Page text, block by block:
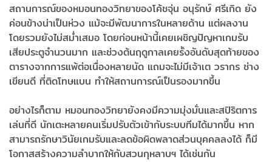
สถานการณ์ของหมอนทองวิทยาของโค้ชจุ่น อนุรักษ์ ศรีเกิด ยัง
ค่อนข้างน่าเป็นห่วง แม้จะมีพัฒนาการในหลายด้าน แต่ผลงาน
โดยรวมยังไม่สม่ำเสมอ โดยก่อนหน้านี้เคยเผชิญปัญหาเกมรับ
เสียประตูจำนวนมาก และช่วงต้นฤดูกาลเคยรั้งอันดับสุดท้ายของ
ตารางจากการแพ้ต่อเนื่องหลายนัด แถมจะไม่มีเจ้าเต วรากร ช่าง
เขียนดี ที่ติดโทษแบน ทำให้สถานการณ์เป็นรองมากขึ้น
อย่างไรก็ตาม หมอนทองวิทยายังคงมีความมุ่งมั่นและสปิริตการ
เล่นที่ดี นักเตะหลายคนเริ่มปรับตัวเข้ากับระบบทีมได้มากขึ้น หาก
สามารถรักษาวินัยเกมรับและลดข้อผิดพลาดส่วนบุคคลลงได้ ก็มี
โอกาสสร้างความลำบากให้กับสวนกุหลาบฯ ได้เช่นกัน